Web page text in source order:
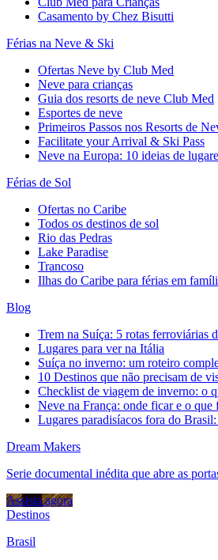
Casamento by Chez Bisutti
Férias na Neve & Ski
Ofertas Neve by Club Med
Neve para crianças
Guia dos resorts de neve Club Med
Esportes de neve
Primeiros Passos nos Resorts de
Facilitate your Arrival & Ski Pass
Neve na Europa: 10 ideias de
Férias de Sol
Ofertas no Caribe
Todos os destinos de sol
Rio das Pedras
Lake Paradise
Trancoso
Ilhas do Caribe para férias em
Blog
Trem na Suíça: 5 rotas ferroviárias
Lugares para ver na Itália
Suíça no inverno: um roteiro
10 Destinos que não precisam de
Checklist de viagem de inverno: o
Neve na França: onde ficar e o que
Lugares paradisíacos fora do
Dream Makers
Serie documental inédita que abre as
Assista agora
Destinos
Brasil